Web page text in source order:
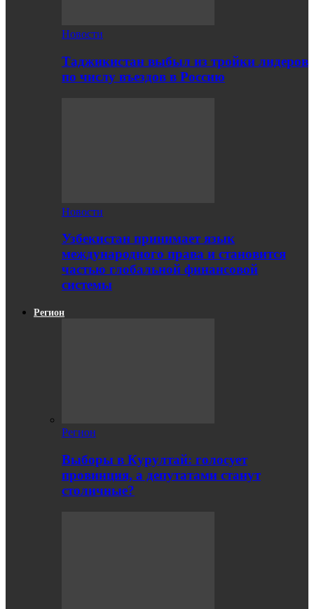
Новости
Таджикистан выбыл из тройки лидеров
по числу въездов в Россию
Новости
Узбекистан принимает язык
международного права и становится
частью глобальной финансовой
системы
Регион
Регион
Выборы в Курултай: голосует
провинция, а депутатами станут
столичные?